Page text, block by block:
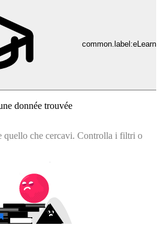
donnée trouvée
quello che cercavi. Controlla i filtri o